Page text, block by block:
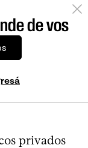
de vos
privados